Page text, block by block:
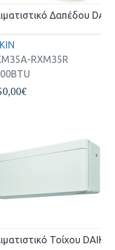
FVXM25A-
RXM35R
Δαπέδου
FVXM50A-
Τοίχου